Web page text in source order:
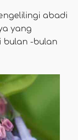
abadi
yang
bulan -bulan